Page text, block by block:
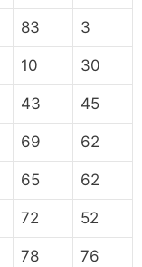
83 3
10 30
43 45
69 62
65 62
72 52
78 76